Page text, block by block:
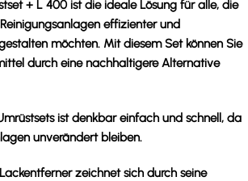
+ L 400 ist die ideale Lösung für alle, die
effizienter und
möchten. Mit diesem Set können Sie
durch eine nachhaltigere Alternative
ist denkbar einfach und schnell, da
unverändert bleiben.
zeichnet sich durch seine